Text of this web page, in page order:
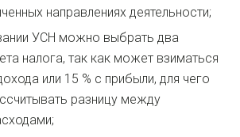
направлениях деятельности;
УСН можно выбрать два
налога, так как может взиматься
или 15 % с прибыли, для чего
разницу между